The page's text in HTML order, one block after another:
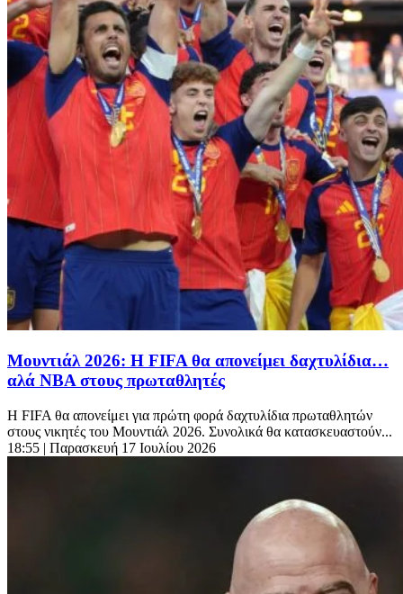
Μουντιάλ 2026: Η FIFA θα απονείμει δαχτυλίδια…
αλά NBA στους πρωταθλητές
Η FIFA θα απονείμει για πρώτη φορά δαχτυλίδια πρωταθλητών
στους νικητές του Μουντιάλ 2026. Συνολικά θα κατασκευαστούν...
18:55 | Παρασκευή 17 Ιουλίου 2026